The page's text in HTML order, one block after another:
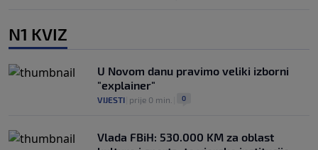
N1 KVIZ
U Novom danu pravimo veliki izborni
"explainer"
VIJESTI prije 0 min. 0
Vlada FBiH: 530.000 KM za oblast